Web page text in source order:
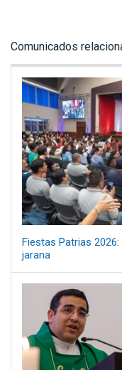
Comunicados
Fiestas Patrias
jarana